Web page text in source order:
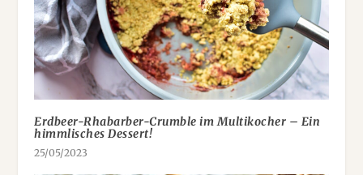
Erdbeer-Rhabarber-Crumble im Multikocher – Ein
himmlisches Dessert!
25/05/2023